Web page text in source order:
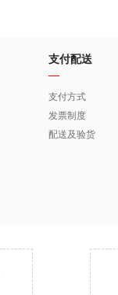
支付配送
支付方式
发票制度
配送及验货